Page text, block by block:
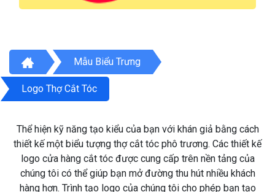
Mẫu Biểu Trưng
Logo Thợ Cắt Tóc
Thể hiện kỹ năng tạo kiểu của bạn với khán giả bằng cách
thiết kế một biểu tượng thợ cắt tóc phô trương. Các thiết kế
logo cửa hàng cắt tóc được cung cấp trên nền tảng của
chúng tôi có thể giúp bạn mở đường thu hút nhiều khách
hàng hơn. Trình tạo logo của chúng tôi cho phép bạn tạo